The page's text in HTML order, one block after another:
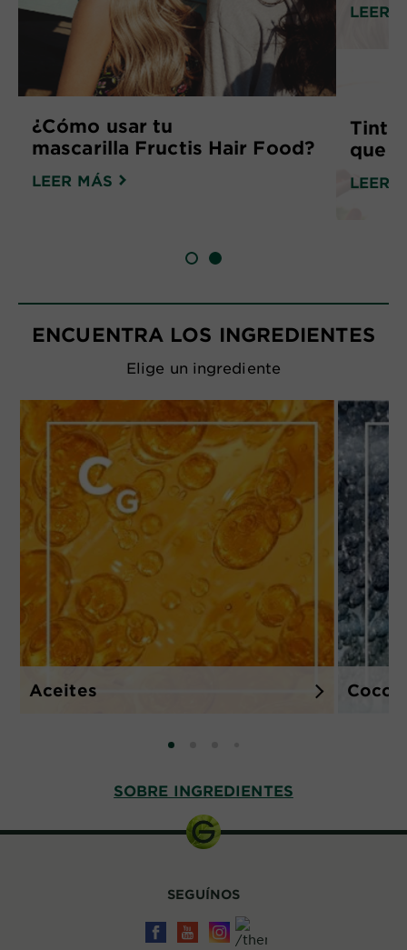
¿Cómo usar tu
mascarilla Fructis Hair Food?
LEER MÁS
LEER
que
LEER
SLIDE 1SLIDE 2
ENCUENTRA LOS INGREDIENTES
Elige un ingrediente
Aceites Coco
SLIDE 0
SOBRE INGREDIENTES
SEGUÍNOS